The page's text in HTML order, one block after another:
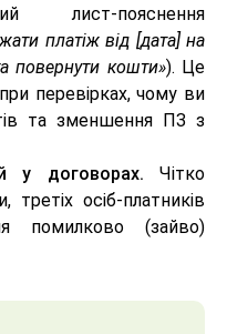
лист-пояснення
платіж від [дата] на
повернути кошти»). Це
перевірках, чому ви
та зменшення ПЗ з
у договорах. Чітко
осіб-платників
помилково (зайво)